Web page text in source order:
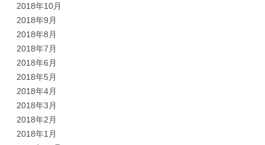
2018年10月
2018年9月
2018年8月
2018年7月
2018年6月
2018年5月
2018年4月
2018年3月
2018年2月
2018年1月